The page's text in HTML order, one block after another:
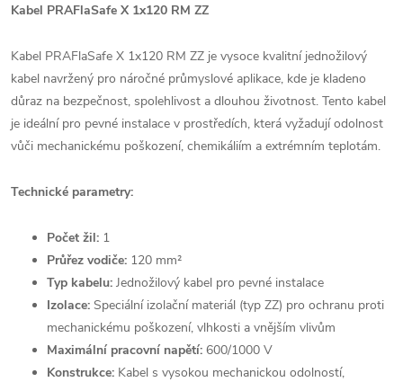
Kabel PRAFlaSafe X 1x120 RM ZZ
Kabel PRAFlaSafe X 1x120 RM ZZ je vysoce kvalitní jednožilový
kabel navržený pro náročné průmyslové aplikace, kde je kladeno
důraz na bezpečnost, spolehlivost a dlouhou životnost. Tento kabel
je ideální pro pevné instalace v prostředích, která vyžadují odolnost
vůči mechanickému poškození, chemikáliím a extrémním teplotám.
Technické parametry:
Počet žil: 1
Průřez vodiče: 120 mm²
Typ kabelu: Jednožilový kabel pro pevné instalace
Izolace: Speciální izolační materiál (typ ZZ) pro ochranu proti
mechanickému poškození, vlhkosti a vnějším vlivům
Maximální pracovní napětí: 600/1000 V
Konstrukce: Kabel s vysokou mechanickou odolností,